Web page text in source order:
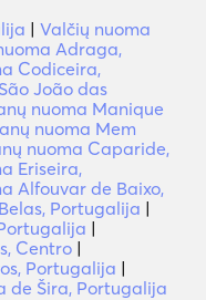
| Valčių nuoma
Adraga,
Codiceira,
João das
nuoma Manique
nuoma Mem
nuoma Caparide,
Eriseira,
Alfouvar de Baixo,
Portugalija |
|
Centro |
Portugalija |
de Šira, Portugalija